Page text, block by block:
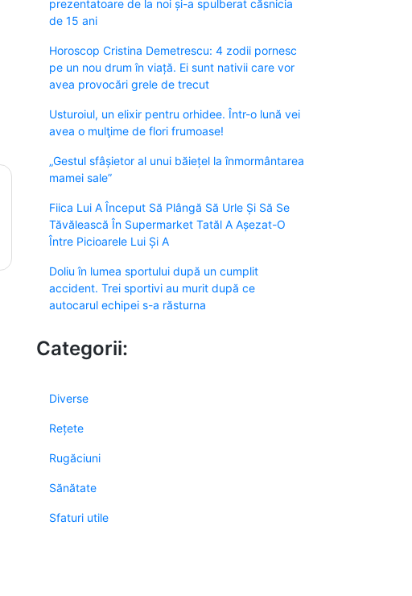
prezentatoare de la noi și-a spulberat căsnicia
de 15 ani
Horoscop Cristina Demetrescu: 4 zodii pornesc
pe un nou drum în viață. Ei sunt nativii care vor
avea provocări grele de trecut
Usturoiul, un elixir pentru orhidee. Într-o lună vei
avea o mulţime de flori frumoase!
„Gestul sfâșietor al unui băiețel la înmormântarea
mamei sale”
Fiica Lui A Început Să Plângă Să Urle Și Să Se
Tăvălească În Supermarket Tatăl A Așezat-O
Între Picioarele Lui Și A
Doliu în lumea sportului după un cumplit
accident. Trei sportivi au murit după ce
autocarul echipei s-a răsturna
Categorii:
Diverse
Rețete
Rugăciuni
Sănătate
Sfaturi utile